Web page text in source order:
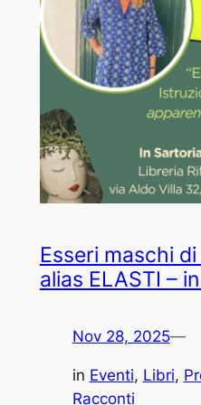
Esseri maschi
alias ELASTI –
Nov 28, 2025—
in Eventi, Libri,
Racconti